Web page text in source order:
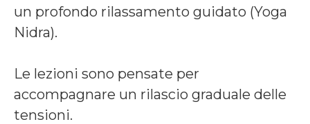
un profondo rilassamento guidato (Yoga
Nidra).
Le lezioni sono pensate per
accompagnare un rilascio graduale delle
tensioni.